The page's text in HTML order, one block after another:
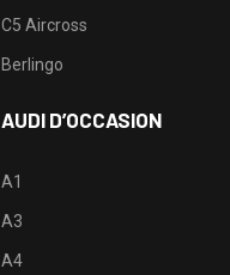
C5 Aircross
Berlingo
AUDI D’OCCASION
A1
A3
A4